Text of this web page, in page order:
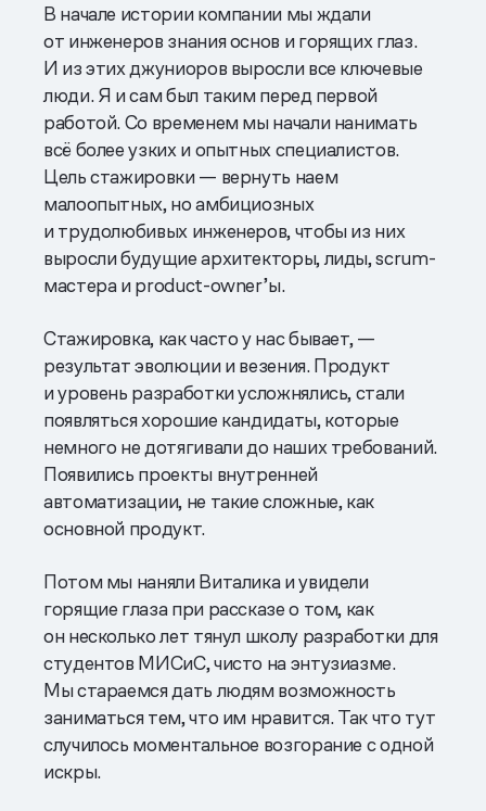
В начале истории компании мы ждали
от инженеров знания основ и горящих глаз.
И из этих джуниоров выросли все ключевые
люди. Я и сам был таким перед первой
работой. Со временем мы начали нанимать
всё более узких и опытных специалистов.
Цель стажировки — вернуть наем
малоопытных, но амбициозных
и трудолюбивых инженеров, чтобы из них
выросли будущие архитекторы, лиды, scrum-
мастера и product-owner’ы.
Стажировка, как часто у нас бывает, —
результат эволюции и везения. Продукт
и уровень разработки усложнялись, стали
появляться хорошие кандидаты, которые
немного не дотягивали до наших требований.
Появились проекты внутренней
автоматизации, не такие сложные, как
основной продукт.
Потом мы наняли Виталика и увидели
горящие глаза при рассказе о том, как
он несколько лет тянул школу разработки для
студентов МИСиС, чисто на энтузиазме.
Мы стараемся дать людям возможность
заниматься тем, что им нравится. Так что тут
случилось моментальное возгорание с одной
искры.